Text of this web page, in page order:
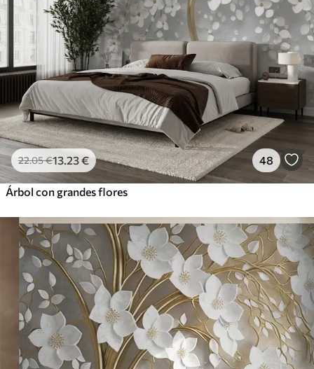
22.05€13 .23€ 48
Árbol con grandes flores